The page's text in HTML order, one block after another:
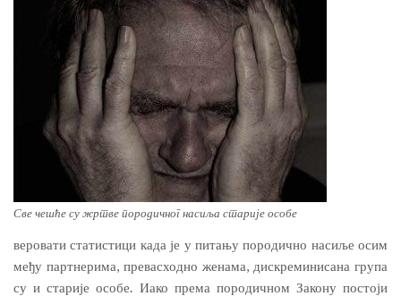
Све чешће су жртве породичног насиља старије особе
веровати статистици када је у питању породично насиље осим
међу партнерима, превасходно женама, дискреминисана група
су и старије особе. Иако према породичном Закону постоји